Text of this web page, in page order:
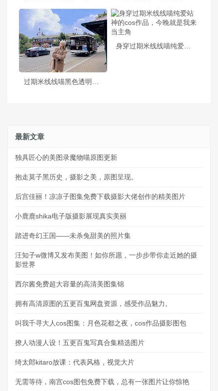
身穿过期米线线喵纯爱站神的cos作品，今晚就是我来当主角
最新文章
独具匠心的美图录魔物喵原图更新
抱走莫子黑历史，摄影之美，原图呈现。
后宫佳丽！凉凉子图集免费下载摄影大佬创作的精美图片
小鹿鹿shika电子版摄影展现真实美丽
踏进奇幻王国——未杀兔甜美的照片集
汪知子w微博又发布美图！如你所愿，一步步带你走近她的摄
影世界
西尔酱免费超大容量的高清美图集锦
拥有高清原图的五更百鬼网盘资源，感受作品魅力。
叫我千寻大人cos图集：月色花都之夜，cos作品摄影图包
撩人动漫人设！五更百鬼写真合集精选图片
绮太郎kitaro放课：代表风格，视觉大片
无需等待，南宫cos图包免费下载，总有一张图片让你惊艳